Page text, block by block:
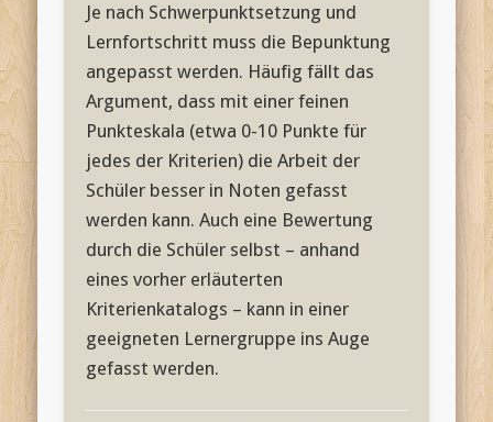
Je nach Schwerpunktsetzung und
Lernfortschritt muss die Bepunktung
angepasst werden. Häufig fällt das
Argument, dass mit einer feinen
Punkteskala (etwa 0-10 Punkte für
jedes der Kriterien) die Arbeit der
Schüler besser in Noten gefasst
werden kann. Auch eine Bewertung
durch die Schüler selbst – anhand
eines vorher erläuterten
Kriterienkatalogs – kann in einer
geeigneten Lernergruppe ins Auge
gefasst werden.